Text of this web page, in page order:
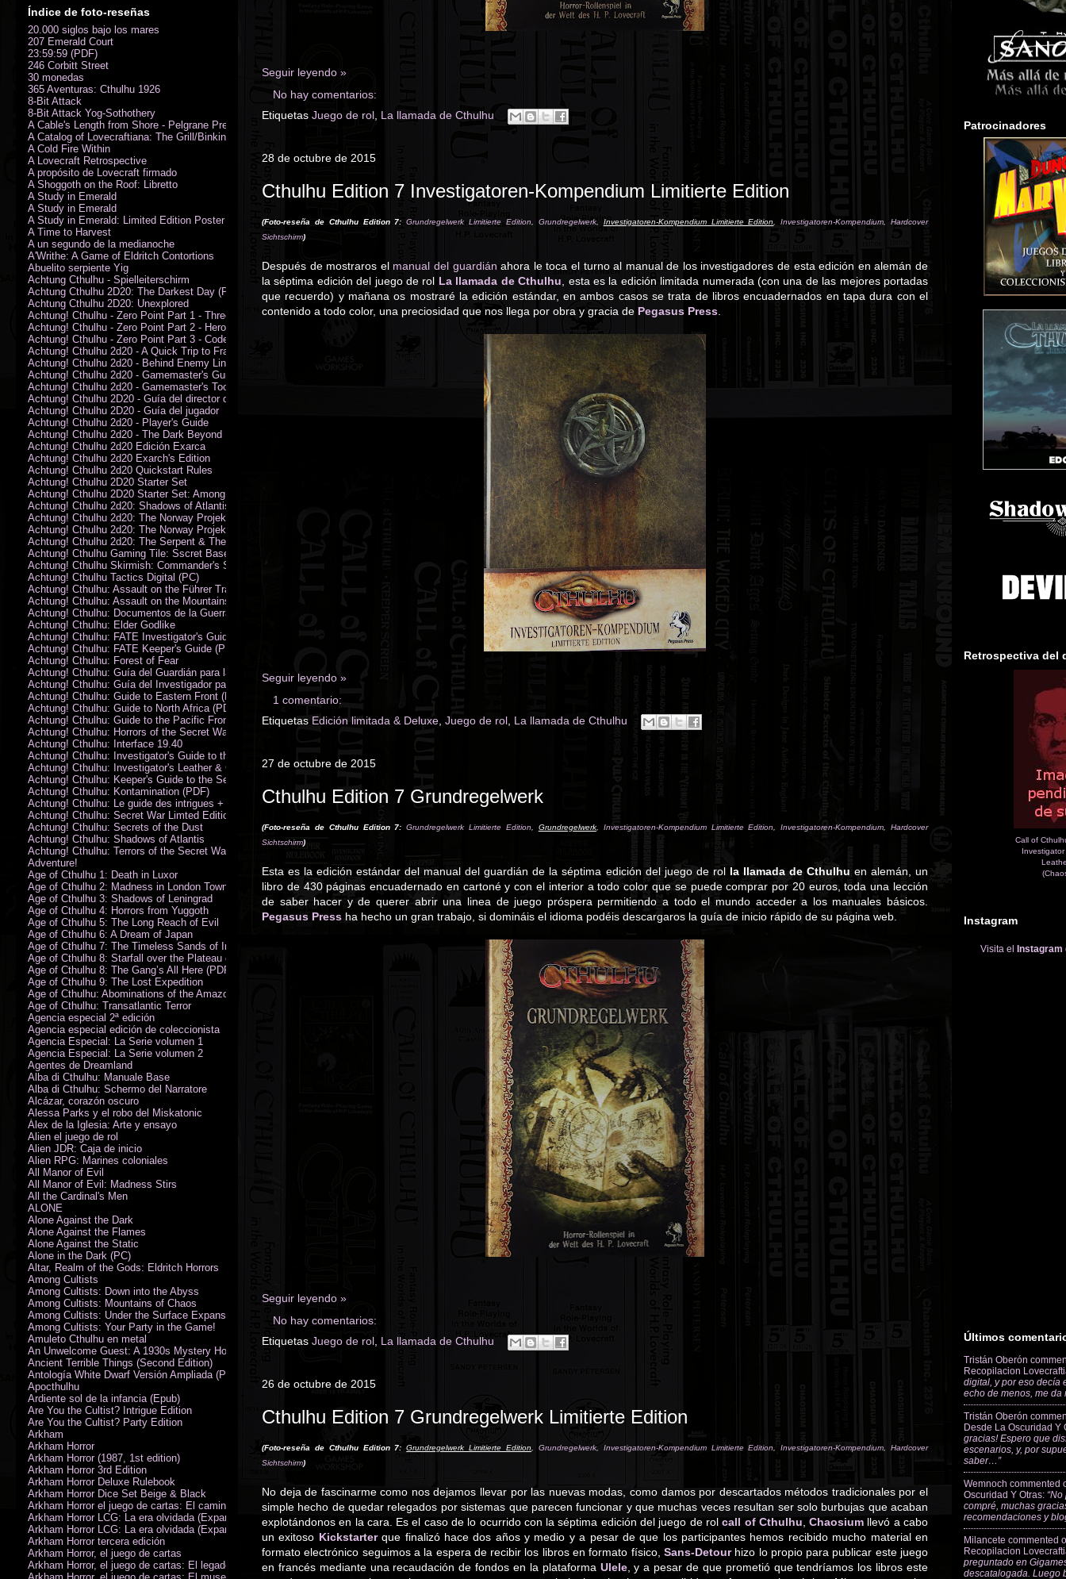
Seguir leyendo »
No hay comentarios:
Etiquetas Juego de rol, La llamada de Cthulhu
28 de octubre de 2015
Cthulhu Edition 7 Investigatoren-Kompendium Limitierte Edition
(Foto-reseña de Cthulhu Edition 7: Grundregelwerk Limitierte Edition Grundregelwerk, Investigatoren-Kompendium Limitierte Edition ,Investigatoren-Kompendium ,Hardcover
Sichtschirm)
Después de mostraros el manual del guardián ahora le toca el turno al manual de los investigadores de esta edición en alemán de
la séptima edición del juego de rol La llamada de Cthulhu , esta es la edición limitada numerada (con una de las mejores portadas
que recuerdo) y mañana os mostraré la edición estándar, en ambos casos se trata de libros encuadernados en tapa dura con el
contenido a todo color, una preciosidad que nos llega por obra y gracia de Pegasus Press
Seguir leyendo »
1 comentario:
Etiquetas Edición limitada & Deluxe, Juego de rol, La llamada de Cthulhu
27 de octubre de 2015
Cthulhu Edition 7 Grundregelwerk
(Foto-reseña de Cthulhu Edition 7: Grundregelwerk Limitierte Edition Grundregelwerk, Investigatoren-Kompendium Limitierte Edition ,Investigatoren-Kompendium ,Hardcover
Sichtschirm)
Esta es la edición estándar del manual del guardián de la séptima edición del juego de rol la llamada de Cthulhu en alemán, un
libro de 430 páginas encuadernado en cartoné y con el interior a todo color que se puede comprar por 20 euros, toda una lección
de saber hacer y de querer abrir una linea de juego próspera permitiendo a todo el mundo acceder a los manuales básicos.
Pegasus Press ha hecho un gran trabajo, si domináis el idioma podéis descargaros la guía de inicio rápido de su página web.
Seguir leyendo »
No hay comentarios:
Etiquetas Juego de rol, La llamada de Cthulhu
26 de octubre de 2015
Cthulhu Edition 7 Grundregelwerk Limitierte Edition
(Foto-reseña de Cthulhu Edition 7: Grundregelwerk Limitierte Edition Grundregelwerk, Investigatoren-Kompendium Limitierte Edition ,Investigatoren-Kompendium ,Hardcover
Sichtschirm)
No deja de fascinarme como nos dejamos llevar por las nuevas modas, como damos por descartados métodos tradicionales por el
simple hecho de quedar relegados por sistemas que parecen funcionar y que muchas veces resultan ser solo burbujas que acaban
explotándonos en la cara. Es el caso de lo ocurrido con la séptima edición del juego de rolcall of Cthulhu ,Chaosium llevó a cabo
un exitoso Kickstarterque finalizó hace dos años y medio y a pesar de que los participantes hemos recibido mucho material en
formato electrónico seguimos a la espera de recibir los libros en formato físico, Sans-Detourhizo lo propio para publicar este juego
en francés mediante una recaudación de fondos en la plataforma Ulele, y a pesar de que prometió que tendríamos los libros este
Índice de foto-reseñas
20.000 siglos bajo los mares
207 Emerald Court
23:59:59 (PDF)
246 Corbitt Street
30 monedas
365 Aventuras: Cthulhu 1926
8-Bit Attack
8-Bit Attack Yog-Sothothery
A Cable's Length from Shore - Pelgrane Press' FreeRPG 2018 (PDF)
A Catalog of Lovecraftiana: The Grill/Binkin Collection
A Cold Fire Within
A Lovecraft Retrospective
A propósito de Lovecraft firmado
A Shoggoth on the Roof: Libretto
A Study in Emerald
A Study in Emerald
A Study in Emerald: Limited Edition Poster (Neil Gaiman)
A Time to Harvest
A un segundo de la medianoche
A'Writhe: A Game of Eldritch Contortions
Abuelito serpiente Yig
Achtung Cthulhu - Spielleiterschirm
Achtung Cthulhu 2D20: The Darkest Day (PDF)
Achtung Cthulhu 2D20: Unexplored
Achtung! Cthulhu - Zero Point Part 1 - Three Kings
Achtung! Cthulhu - Zero Point Part 2 - Heroes of the Sea
Achtung! Cthulhu - Zero Point Part 3 - Code of Honour (PDF)
Achtung! Cthulhu 2d20 - A Quick Trip to France (PDF)
Achtung! Cthulhu 2d20 - Behind Enemy Lines
Achtung! Cthulhu 2d20 - Gamemaster's Guide
Achtung! Cthulhu 2d20 - Gamemaster's Toolkit
Achtung! Cthulhu 2D20 - Guía del director de juego
Achtung! Cthulhu 2D20 - Guía del jugador
Achtung! Cthulhu 2d20 - Player's Guide
Achtung! Cthulhu 2d20 - The Dark Beyond
Achtung! Cthulhu 2d20 Edición Exarca
Achtung! Cthulhu 2d20 Exarch's Edition
Achtung! Cthulhu 2d20 Quickstart Rules
Achtung! Cthulhu 2D20 Starter Set
Achtung! Cthulhu 2D20 Starter Set: Among the Wolves (PDF)
Achtung! Cthulhu 2d20: Shadows of Atlantis
Achtung! Cthulhu 2d20: The Norway Projekt
Achtung! Cthulhu 2d20: The Norway Projekt (PDF)
Achtung! Cthulhu 2d20: The Serpent & The Sands
Achtung! Cthulhu Gaming Tile: Sscret Base & Icy Ruins
Achtung! Cthulhu Skirmish: Commander's Set
Achtung! Cthulhu Tactics Digital (PC)
Achtung! Cthulhu: Assault on the Führer Train
Achtung! Cthulhu: Assault on the Mountains of Madness
Achtung! Cthulhu: Documentos de la Guerra Secreta
Achtung! Cthulhu: Elder Godlike
Achtung! Cthulhu: FATE Investigator's Guide (PDF)
Achtung! Cthulhu: FATE Keeper's Guide (PDF)
Achtung! Cthulhu: Forest of Fear
Achtung! Cthulhu: Guía del Guardián para la Guerra Secreta
Achtung! Cthulhu: Guía del Investigador para la Guerra Secreta
Achtung! Cthulhu: Guide to Eastern Front (PDF)
Achtung! Cthulhu: Guide to North Africa (PDF)
Achtung! Cthulhu: Guide to the Pacific Front
Achtung! Cthulhu: Horrors of the Secret War
Achtung! Cthulhu: Interface 19.40
Achtung! Cthulhu: Investigator's Guide to the Secret War
Achtung! Cthulhu: Investigator's Leather & Canvas Bag
Achtung! Cthulhu: Keeper's Guide to the Secret War
Achtung! Cthulhu: Kontamination (PDF)
Achtung! Cthulhu: Le guide des intrigues + ecran
Achtung! Cthulhu: Secret War Limted Edition Book
Achtung! Cthulhu: Secrets of the Dust
Achtung! Cthulhu: Shadows of Atlantis
Achtung! Cthulhu: Terrors of the Secret War
Adventure!
Age of Cthulhu 1: Death in Luxor
Age of Cthulhu 2: Madness in London Town
Age of Cthulhu 3: Shadows of Leningrad
Age of Cthulhu 4: Horrors from Yuggoth
Age of Cthulhu 5: The Long Reach of Evil
Age of Cthulhu 6: A Dream of Japan
Age of Cthulhu 7: The Timeless Sands of India
Age of Cthulhu 8: Starfall over the Plateau of Leng
Age of Cthulhu 8: The Gang’s All Here (PDF)
Age of Cthulhu 9: The Lost Expedition
Age of Cthulhu: Abominations of the Amazon
Age of Cthulhu: Transatlantic Terror
Agencia especial 2ª edición
Agencia especial edición de coleccionista
Agencia Especial: La Serie volumen 1
Agencia Especial: La Serie volumen 2
Agentes de Dreamland
Alba di Cthulhu: Manuale Base
Alba di Cthulhu: Schermo del Narratore
Alcázar, corazón oscuro
Alessa Parks y el robo del Miskatonic
Álex de la Iglesia: Arte y ensayo
Alien el juego de rol
Alien JDR: Caja de inicio
Alien RPG: Marines coloniales
All Manor of Evil
All Manor of Evil: Madness Stirs
All the Cardinal's Men
ALONE
Alone Against the Dark
Alone Against the Flames
Alone Against the Static
Alone in the Dark (PC)
Altar, Realm of the Gods: Eldritch Horrors
Among Cultists
Among Cultists: Down into the Abyss
Among Cultists: Mountains of Chaos
Among Cultists: Under the Surface Expansion
Among Cultists: Your Party in the Game!
Amuleto Cthulhu en metal
An Unwelcome Guest: A 1930s Mystery Horror Adventure RPG
Ancient Terrible Things (Second Edition)
Antología White Dwarf Versión Ampliada (PDF)
Apocthulhu
Ardiente sol de la infancia (Epub)
Are You the Cultist? Intrigue Edition
Are You the Cultist? Party Edition
Arkham
Arkham Horror
Arkham Horror (1987, 1st edition)
Arkham Horror 3rd Edition
Arkham Horror Deluxe Rulebook
Arkham Horror Dice Set Beige & Black
Arkham Horror el juego de cartas: El camino a Carcosa - Exp. campaña
Arkham Horror LCG: La era olvidada (Expansión de campaña)
Arkham Horror LCG: La era olvidada (Expansión de investigadores)
Arkham Horror tercera edición
Arkham Horror, el juego de cartas
Arkham Horror, el juego de cartas: El legado de Dunwich expansión
Patrocinadores
Retrospectiva del
Call of
Instagram
Visita el Instagram
Últimos
Tristán Oberón
Recopilacion
digital, y por eso decía
echo de menos, me
Tristán Oberón
Desde La Oscuridad Y
gracias! Espero que
escenarios, y, por
saber…”
Wemnoch commented
Oscuridad Y Otras:
compré, muchas
recomendaciones y
Milancete commented
Recopilacion
preguntado en
descatalogada. Luego